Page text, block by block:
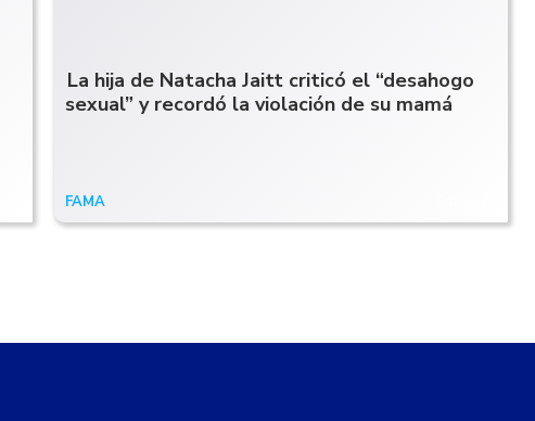
La hija de Natacha Jaitt criticó el “desahogo
sexual” y recordó la violación de su mamá
FAMA